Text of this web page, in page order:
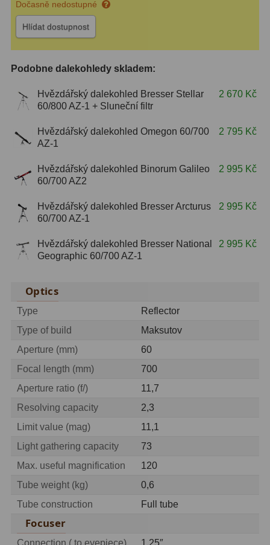
S mřížkou6
Ostatní29
Barlow65
Sluneční43
CLS a UHC13
OIII 3
SII2
Planetární6
Proti světelnému znečištění
AstroFoto284
Planetární kamery
Deep-Sky kamery 28
Guiding kamery14
T-kroužky16
Adaptéry projekční
Dočasně nedostupné
Hlídat dostupnost
Podobne dalekohledy skladem:
Hvězdářský dalekohled Bresser Stellar
60/800 AZ-1 + Sluneční filtr
2 670 Kč
Hvězdářský dalekohled Omegon 60/700
AZ-1
2 795 Kč
Hvězdářský dalekohled Binorum Galileo
60/700 AZ2
2 995 Kč
Hvězdářský dalekohled Bresser Arcturus
60/700 AZ-1
2 995 Kč
Hvězdářský dalekohled Bresser National
Geographic 60/700 AZ-1
2 995 Kč
Optics
Type
Reflector
Type of build
Maksutov
Aperture (mm)
60
Focal length (mm)
700
Aperture ratio (f/)
11,7
Resolving capacity
2,3
Limit value (mag)
11,1
Light gathering capacity
73
Max. useful magnification
120
Tube weight (kg)
0,6
Tube construction
Full tube
Focuser